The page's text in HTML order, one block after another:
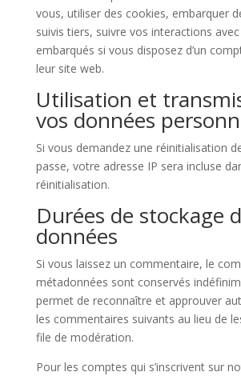
vous, utiliser des cookies, embarquer
suivis tiers, suivre vos interactions
embarqués si vous disposez d’un
leur site web.
Utilisation et
vos données
Si vous demandez une réinitialisation
passe, votre adresse IP sera incluse
réinitialisation.
Durées de stockage
données
Si vous laissez un commentaire, le
métadonnées sont conservés
permet de reconnaître et approuver
les commentaires suivants au lieu de
file de modération.
Pour les comptes qui s’inscrivent sur